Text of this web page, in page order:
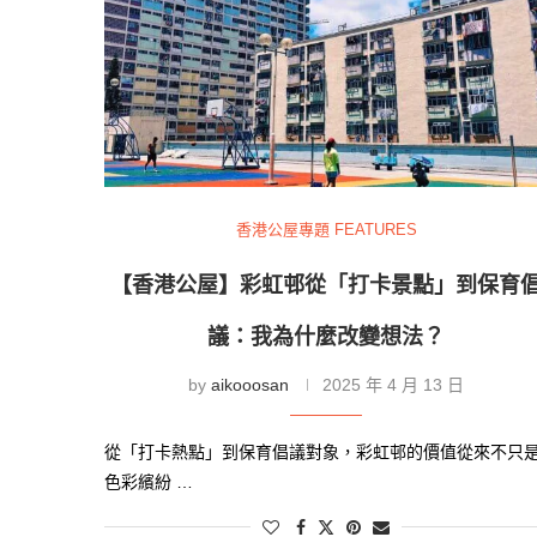
香港公屋專題 FEATURES
【香港公屋】彩虹邨從「打卡景點」到保育
議：我為什麼改變想法？
by aikooosan 2025 年 4 月 13 日
從「打卡熱點」到保育倡議對象，彩虹邨的價值從來不只
色彩繽紛 …